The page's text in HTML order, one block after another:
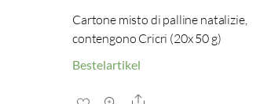
Cartone misto di palline natalizie,
contengono Cricri (20x 50 g)
Bestelartikel
Share